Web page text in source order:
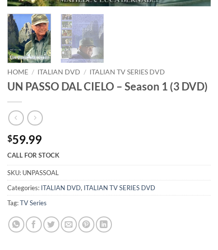
HOME / ITALIAN DVD / ITALIAN TV SERIES DVD
UN PASSO DAL CIELO – Season 1 (3 DVD)
$59.99
CALL FOR STOCK
SKU: UNPASSOAL
Categories: ITALIAN DVD, ITALIAN TV SERIES DVD
Tag:TV Series